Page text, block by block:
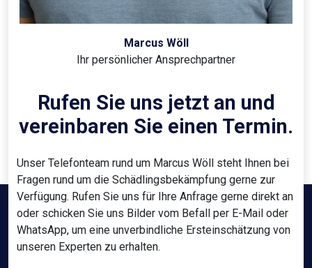
Marcus Wöll
Ihr persönlicher Ansprechpartner
Rufen Sie uns jetzt an und
vereinbaren Sie einen Termin.
Unser Telefonteam rund um Marcus Wöll steht Ihnen bei
Fragen rund um die Schädlingsbekämpfung gerne zur
Verfügung. Rufen Sie uns für Ihre Anfrage gerne direkt an
oder schicken Sie uns Bilder vom Befall per E-Mail oder
WhatsApp, um eine unverbindliche Ersteinschätzung von
unseren Experten zu erhalten.